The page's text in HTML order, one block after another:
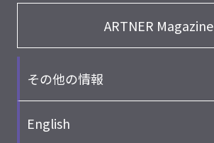
ARTNER Magazine
その他の情報
English